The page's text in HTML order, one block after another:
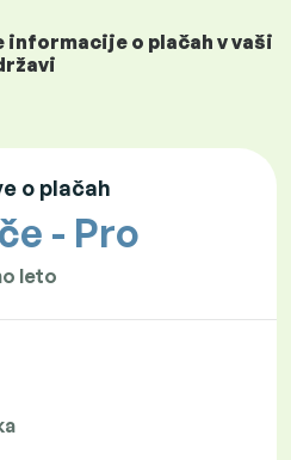
o plačah v vaši
o plačah
- Pro
leto